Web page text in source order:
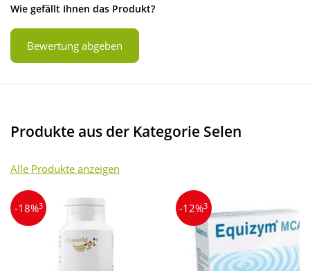
Wie gefällt Ihnen das Produkt?
Bewertung abgeben
Produkte aus der Kategorie Selen
Alle Produkte anzeigen
-18%3 -12%3